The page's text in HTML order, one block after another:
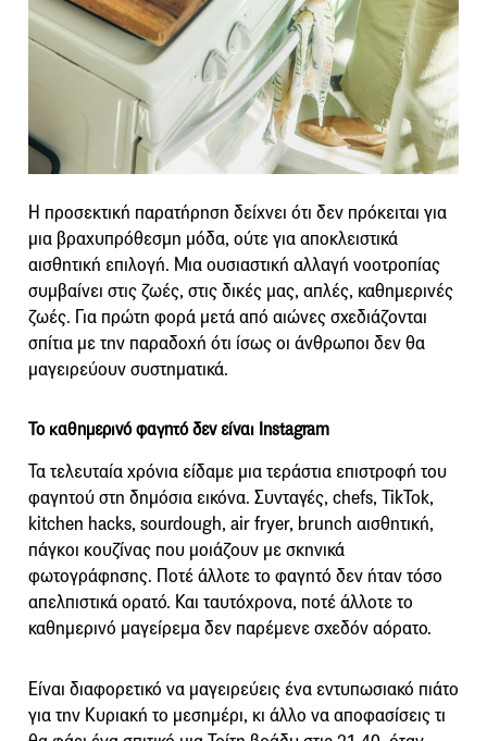
Η προσεκτική παρατήρηση δείχνει ότι δεν πρόκειται για
μια βραχυπρόθεσμη μόδα, ούτε για αποκλειστικά
αισθητική επιλογή. Μια ουσιαστική αλλαγή νοοτροπίας
συμβαίνει στις ζωές, στις δικές μας, απλές, καθημερινές
ζωές. Για πρώτη φορά μετά από αιώνες σχεδιάζονται
σπίτια με την παραδοχή ότι ίσως οι άνθρωποι δεν θα
μαγειρεύουν συστηματικά.
Το καθημερινό φαγητό δεν είναι Instagram
Τα τελευταία χρόνια είδαμε μια τεράστια επιστροφή του
φαγητού στη δημόσια εικόνα. Συνταγές, chefs, TikTok,
kitchen hacks, sourdough, air fryer, brunch αισθητική,
πάγκοι κουζίνας που μοιάζουν με σκηνικά
φωτογράφησης. Ποτέ άλλοτε το φαγητό δεν ήταν τόσο
απελπιστικά ορατό. Και ταυτόχρονα, ποτέ άλλοτε το
καθημερινό μαγείρεμα δεν παρέμενε σχεδόν αόρατο.
Είναι διαφορετικό να μαγειρεύεις ένα εντυπωσιακό πιάτο
για την Κυριακή το μεσημέρι, κι άλλο να αποφασίσεις τι